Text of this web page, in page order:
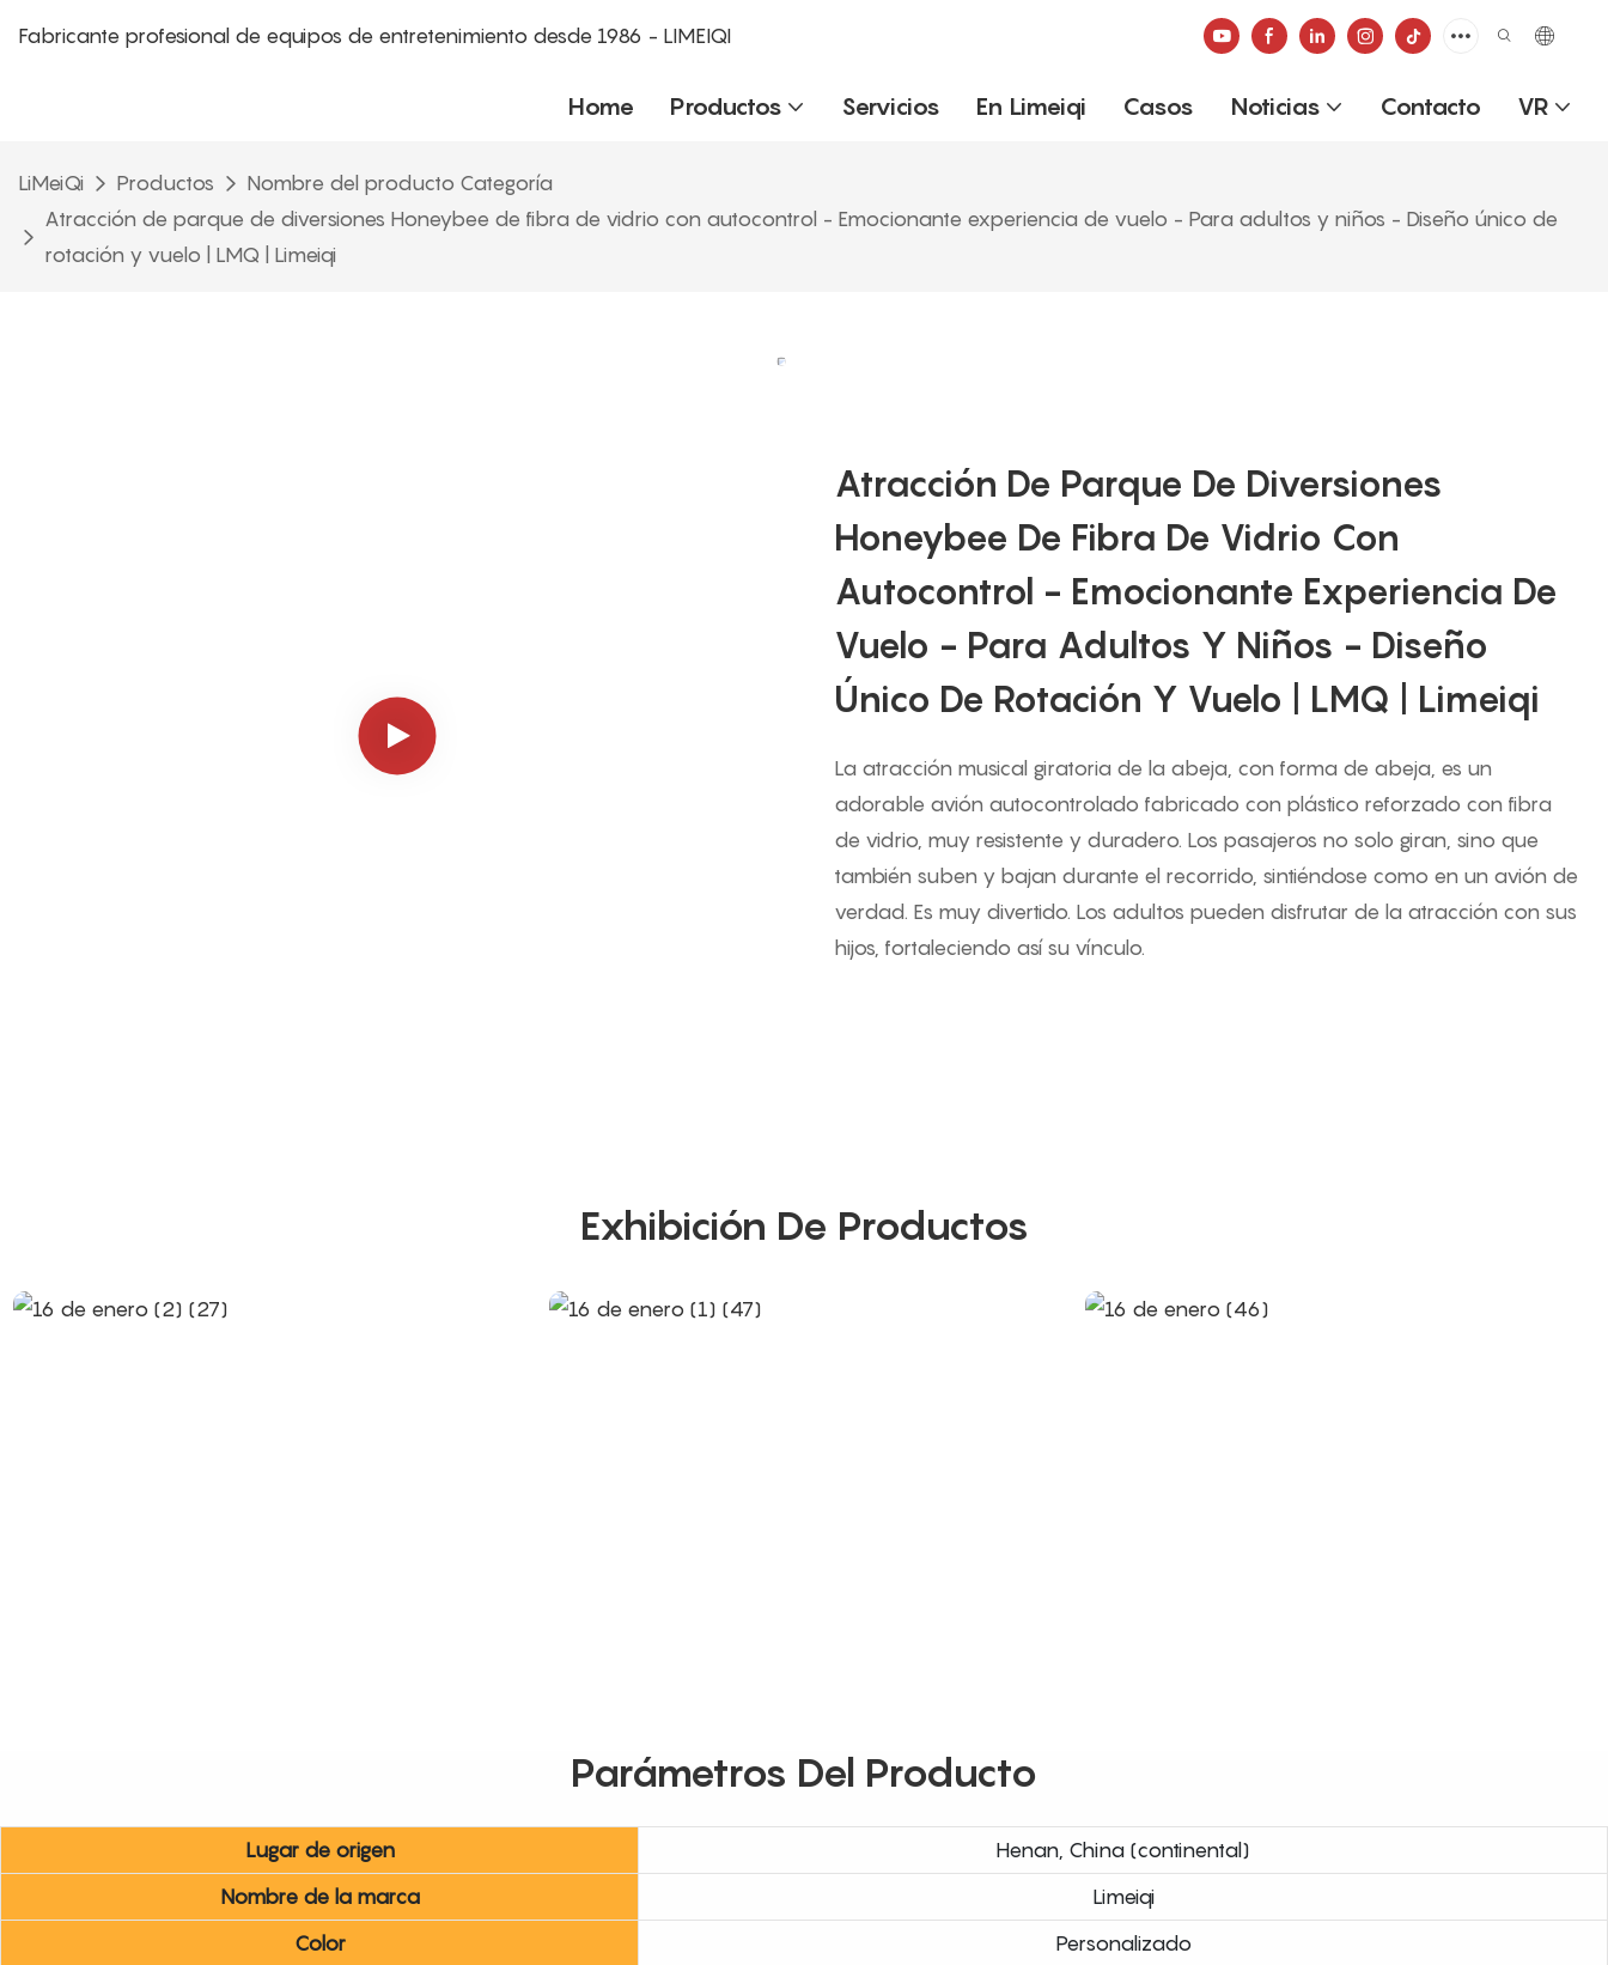
Fabricante profesional de equipos de entretenimiento desde 1986 - LIMEIQI
Home Productos Servicios En Limeiqi Casos Noticias Contacto VR
LiMeiQi Productos
Nombre del producto Categoría
Atracción de parque de diversiones Honeybee de fibra de vidrio con autocontrol - Emocionante experiencia de vuelo - Para adultos y niños - Diseño único de
rotación y vuelo | LMQ | Limeiqi
Atracción De Parque De Diversiones
Honeybee De Fibra De Vidrio Con
Autocontrol - Emocionante Experiencia De
Vuelo - Para Adultos Y Niños - Diseño
Único De Rotación Y Vuelo | LMQ | Limeiqi
La atracción musical giratoria de la abeja, con forma de abeja, es un
adorable avión autocontrolado fabricado con plástico reforzado con fibra
de vidrio, muy resistente y duradero. Los pasajeros no solo giran, sino que
también suben y bajan durante el recorrido, sintiéndose como en un avión de
verdad. Es muy divertido. Los adultos pueden disfrutar de la atracción con sus
hijos, fortaleciendo así su vínculo.
Exhibición De Productos
Parámetros Del Producto
Lugar de origen
Henan, China (continental)
Nombre de la marca
Limeiqi
Color
Personalizado